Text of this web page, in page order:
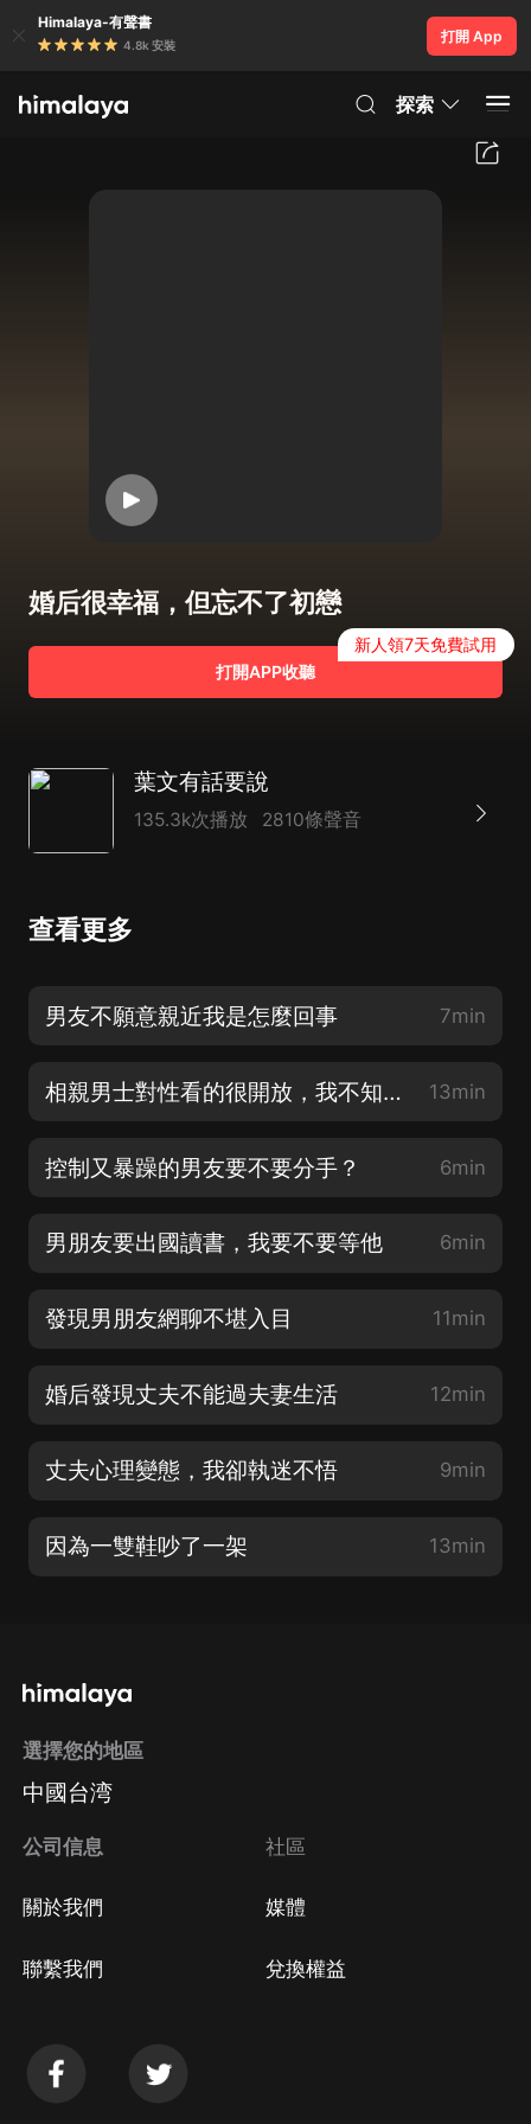
Himalaya-有聲書
4.8k 安裝
打開 App
探索
婚后很幸福，但忘不了初戀
打開APP收聽
新人領7天免費試用
葉文有話要說
135.3k次播放 2810條聲音
查看更多
男友不願意親近我是怎麼回事 7min
相親男士對性看的很開放，我不知道該不該繼續 13min
控制又暴躁的男友要不要分手？ 6min
男朋友要出國讀書，我要不要等他 6min
發現男朋友網聊不堪入目 11min
婚后發現丈夫不能過夫妻生活 12min
丈夫心理變態，我卻執迷不悟 9min
因為一雙鞋吵了一架 13min
選擇您的地區
中國台湾
公司信息
關於我們
聯繫我們
社區
媒體
兌換權益